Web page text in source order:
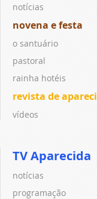
notícias
novena e festa
o santuário
pastoral
rainha hotéis
revista de
vídeos
TV Aparecida
notícias
programação